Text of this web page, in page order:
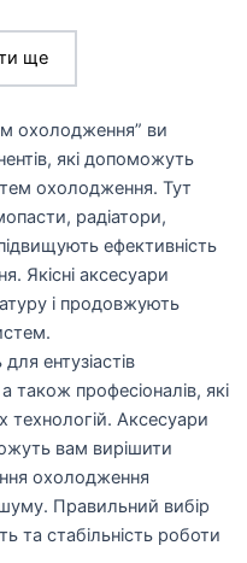
ще
охолодження” ви
які допоможуть
охолодження. Тут
радіатори,
ефективність
Якісні аксесуари
і продовжують
ентузіастів
також професіоналів, які
технологій. Аксесуари
вам вирішити
охолодження
Правильний вибір
та стабільність роботи